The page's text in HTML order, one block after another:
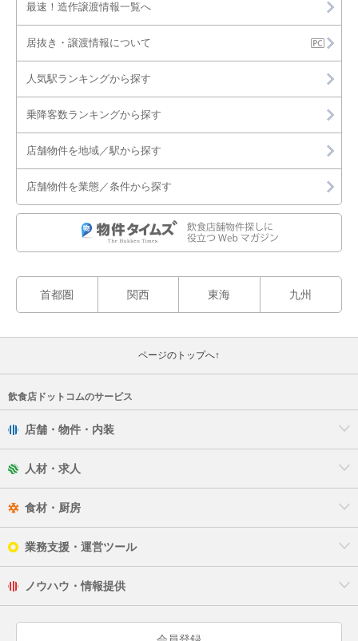
最速！造作譲渡情報一覧へ
居抜き・譲渡情報について
人気駅ランキングから探す
乗降客数ランキングから探す
店舗物件を地域／駅から探す
店舗物件を業態／条件から探す
首都圏 関西 東海 九州
ページのトップへ↑
飲食店ドットコムのサービス
店舗・物件・内装
人材・求人
食材・厨房
業務支援・運営ツール
ノウハウ・情報提供